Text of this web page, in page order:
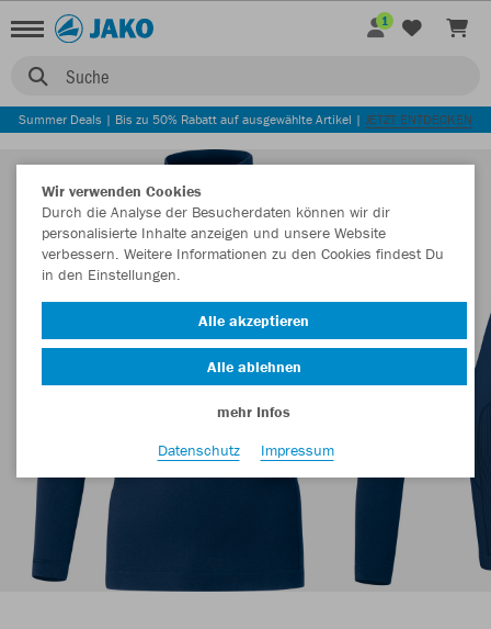
Suche
1
Summer Deals | Bis zu 50% Rabatt auf ausgewählte Artikel | JETZT ENTDECKEN
Wir verwenden Cookies
Durch die Analyse der Besucherdaten können wir dir
personalisierte Inhalte anzeigen und unsere Website
verbessern. Weitere Informationen zu den Cookies findest Du
in den Einstellungen.
Alle akzeptieren
Alle ablehnen
mehr Infos
Datenschutz
Impressum